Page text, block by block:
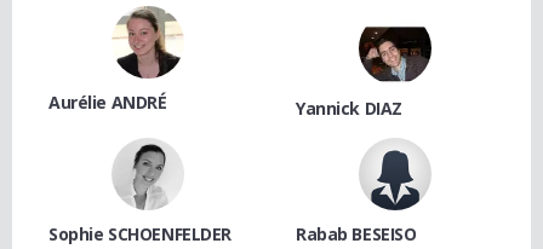
Aurélie ANDRÉ Yannick DIAZ
Sophie SCHOENFELDER Rabab BESEISO